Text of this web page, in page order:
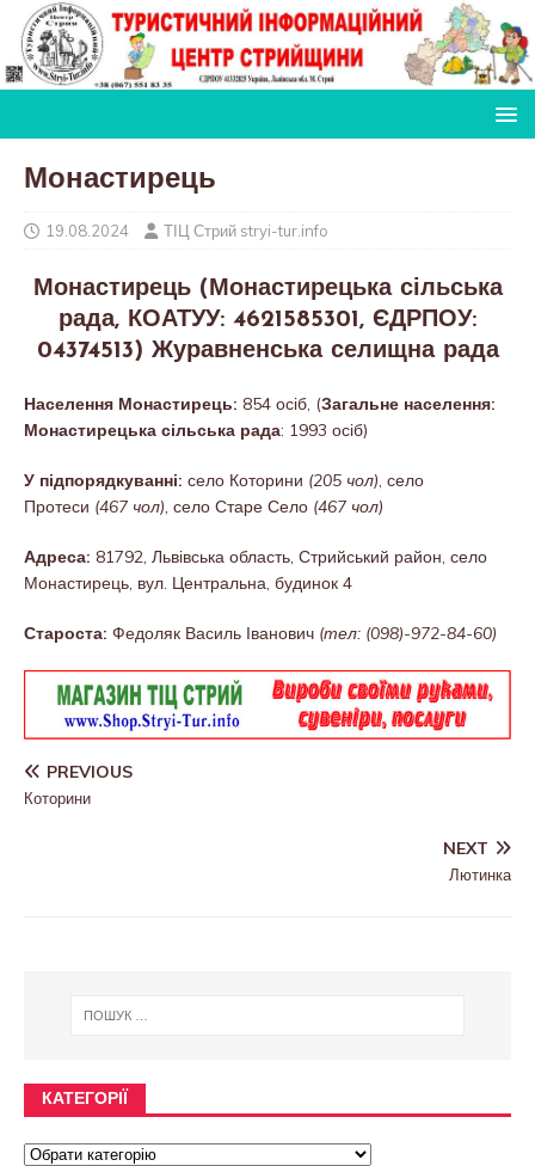
Монастирець
19.08.2024 ТІЦ Стрий stryi-tur.info
Монастирець (Монастирецька сільська
рада, КОАТУУ: 4621585301, ЄДРПОУ:
04374513) Журавненська селищна рада
Населення Монастирець: 854 осіб, (Загальне населення:
Монастирецька сільська рада: 1993 осіб)
У підпорядкуванні: село Которини (205 чол) , село
Протеси (467 чол) , село Старе Село (467 чол)
Адреса: 81792, Львівська область, Стрийський район, село
Монастирець, вул. Центральна, будинок 4
Староста: Федоляк Василь Іванович (тел: (098)-972-84-60)
PREVIOUS
Которини
NEXT
Лютинка
КАТЕГОРІЇ